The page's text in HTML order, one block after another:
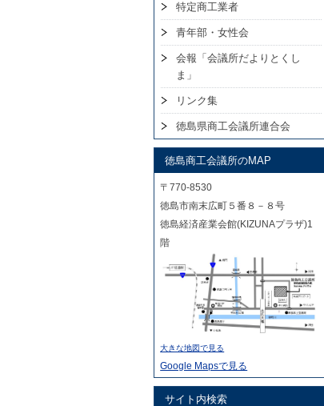
特定商工業者
青年部・女性会
会報「会議所だよりとくし
ま」
リンク集
徳島県商工会議所連合会
徳島商工会議所のMAP
〒770-8530
徳島市南末広町５番８－８号
徳島経済産業会館(KIZUNAプラザ)1
階
大きな地図で見る
Google Mapsで見る
サイト内検索